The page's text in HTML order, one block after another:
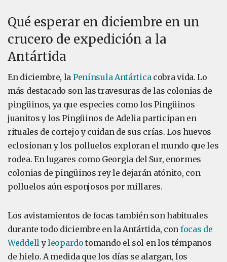
Qué esperar en diciembre en un
crucero de expedición a la
Antártida
En diciembre, la Península Antárticacobra vida. Lo
más destacado son las travesuras de las colonias de
pingüinos, ya que especies como los Pingüinos
juanitos y los Pingüinos de Adelia participan en
rituales de cortejo y cuidan de sus crías. Los huevos
eclosionan y los polluelos exploran el mundo que les
rodea. En lugares como Georgia del Sur, enormes
colonias de pingüinos rey le dejarán atónito, con
polluelos aún esponjosos por millares.
Los avistamientos de focas también son habituales
durante todo diciembre en la Antártida, con focas de
Weddellyleopardo tomando el sol en los témpanos
de hielo. A medida que los días se alargan, los